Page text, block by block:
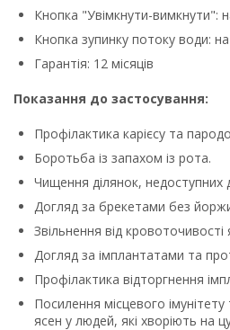
Кнопка "Увімкнути-вимкнути":
Кнопка зупинку потоку води: на
Гарантія: 12 місяців
Показання до застосування:
Профілактика карієсу та
Боротьба із запахом із рота.
Чищення ділянок, недоступних
Догляд за брекетами без
Звільнення від кровоточивості
Догляд за імплантатами та
Профілактика відторгнення
Посилення місцевого
ясен у людей, які хворіють на